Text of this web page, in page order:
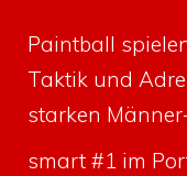
Paintball
Taktik und
starken
smart #1 im